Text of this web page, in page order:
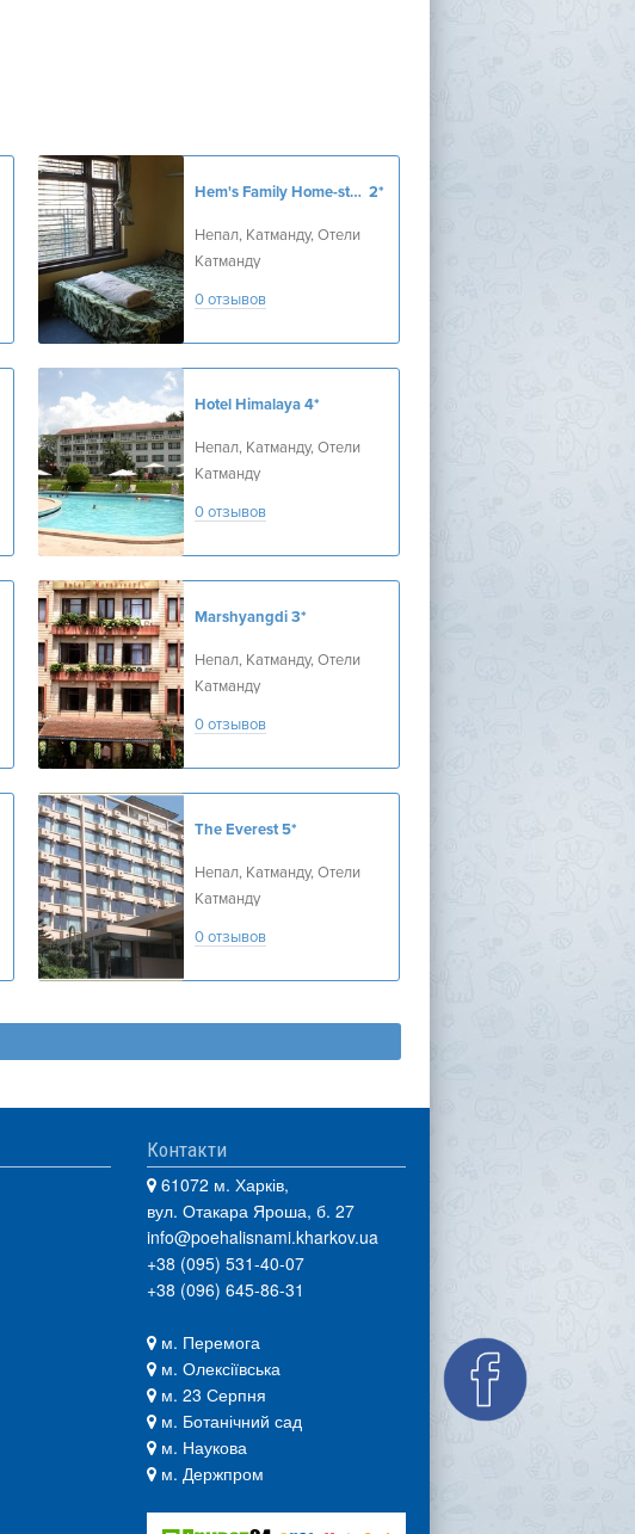
Hem's Family Home-stay1 2*
Непал, Катманду, Отели
Катманду
0 отзывов
Hotel Himalaya4*
Непал, Катманду, Отели
Катманду
0 отзывов
Marshyangdi3*
Непал, Катманду, Отели
Катманду
0 отзывов
The Everest5*
Непал, Катманду, Отели
Катманду
0 отзывов
Контакти
61072 м. Харків,
вул. Отакара Яроша, б. 27
info@poehalisnami.kharkov.ua
+38 (095) 531-40-07
+38 (096) 645-86-31
м. Перемога
м. Олексіївська
м. 23 Серпня
м. Ботанічний сад
м. Наукова
м. Держпром